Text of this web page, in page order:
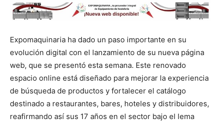
Expomaquinaria ha dado un paso importante en su
evolución digital con el lanzamiento de su nueva página
web, que se presentó esta semana. Este renovado
espacio online está diseñado para mejorar la experiencia
de búsqueda de productos y fortalecer el catálogo
destinado a restaurantes, bares, hoteles y distribuidores,
reafirmando así sus 17 años en el sector bajo el lema